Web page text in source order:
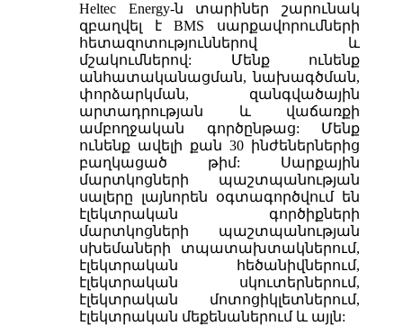
Heltec Energy-ն տարիներ շարունակ
զբաղվել է BMS սարքավորումների
հետազոտություններով և
մշակումներով: Մենք ունենք
անհատականացման, նախագծման,
փորձարկման, զանգվածային
արտադրության և վաճառքի
ամբողջական գործընթաց: Մենք
ունենք ավելի քան 30 ինժեներներից
բաղկացած թիմ: Սարքային
մարտկոցների պաշտպանության
սալերը լայնորեն օգտագործվում են
էլեկտրական գործիքների
մարտկոցների պաշտպանության
սխեմաների տպատախտակներում,
էլեկտրական հեծանիվներում,
էլեկտրական սկուտերներում,
էլեկտրական մոտոցիկլետներում,
էլեկտրական մեքենաներում և այլն: